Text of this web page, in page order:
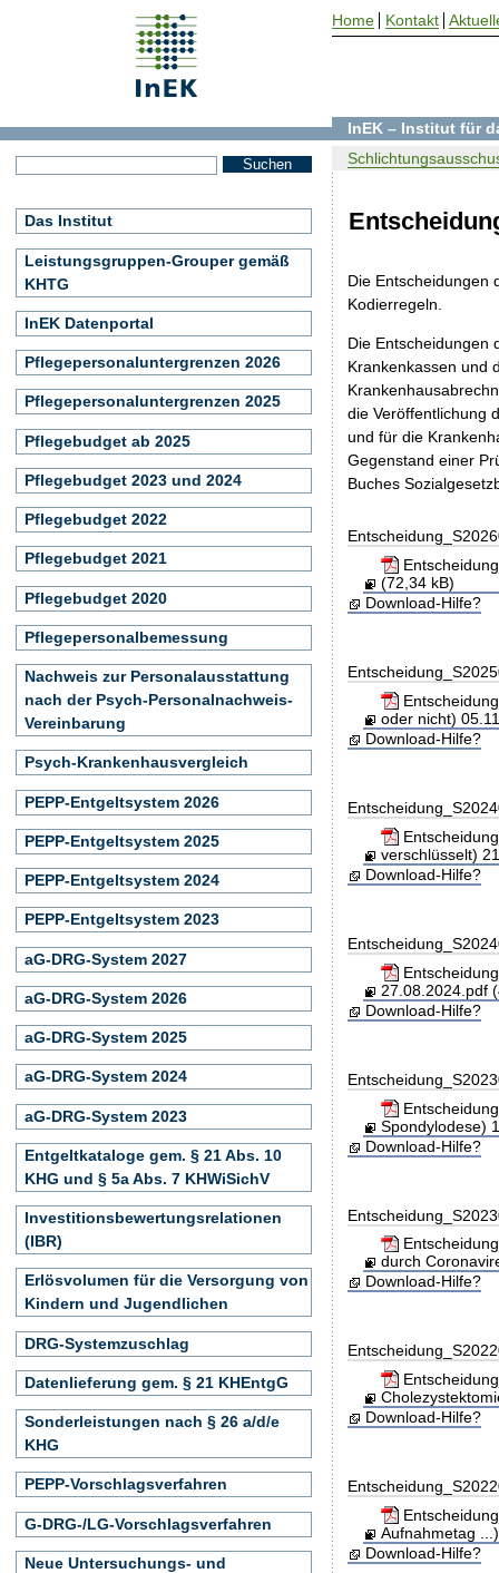
Die Entscheidungen
Kodierregeln.
Die Entscheidungen
Krankenkassen und
die Veröffentlichung
und für die
Gegenstand einer
Buches
(72,34 kB)
Download-Hilfe?
oder nicht)
Download-Hilfe?
verschlüsselt)
Download-Hilfe?
27.08.2024.pdf
Download-Hilfe?
Spondylodese)
Download-Hilfe?
durch
Download-Hilfe?
Download-Hilfe?
Aufnahmetag
Download-Hilfe?
InEK – Institut für
Das Institut
Leistungsgruppen-Grouper gemäß
KHTG
InEK Datenportal
Pflegepersonaluntergrenzen 2026
Pflegepersonaluntergrenzen 2025
Pflegebudget ab 2025
Pflegebudget 2023 und 2024
Pflegebudget 2022
Pflegebudget 2021
Pflegebudget 2020
Pflegepersonalbemessung
Nachweis zur Personalausstattung
nach der Psych-Personalnachweis-
Vereinbarung
Psych-Krankenhausvergleich
PEPP-Entgeltsystem 2026
PEPP-Entgeltsystem 2025
PEPP-Entgeltsystem 2024
PEPP-Entgeltsystem 2023
aG-DRG-System 2027
aG-DRG-System 2026
aG-DRG-System 2025
aG-DRG-System 2024
aG-DRG-System 2023
Entgeltkataloge gem. § 21 Abs. 10
KHG und § 5a Abs. 7 KHWiSichV
Investitionsbewertungsrelationen
(IBR)
Erlösvolumen für die Versorgung von
Kindern und Jugendlichen
DRG-Systemzuschlag
Datenlieferung gem. § 21 KHEntgG
Sonderleistungen nach § 26 a/d/e
KHG
PEPP-Vorschlagsverfahren
G-DRG-/LG-Vorschlagsverfahren
Neue Untersuchungs- und
Home Kontakt